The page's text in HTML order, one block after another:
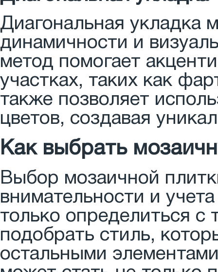
Диагональная укладка
динамичности и
метод помогает
участках, таких как
также позволяет
цветов, создавая
Как выбрать
Выбор мозаичной
внимательности и
только определиться с
подобрать стиль,
остальными